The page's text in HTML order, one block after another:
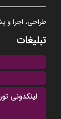
طراحی، اجرا و
تبلیغات
لینکدونی